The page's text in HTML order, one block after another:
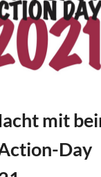
mit
Day